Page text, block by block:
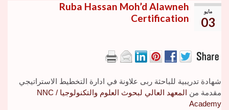
مايو
03
Ruba Hassan Moh’d Alawneh
Certification
شهادة تدريبية للباحثة ربى علاونة في ادارة التخطيط الاستراتيجي
مقدمة من
المعهد العالي لبحوث العلوم والتكنولوجيا / NNC
Academy